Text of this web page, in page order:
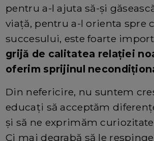
pentru a-l ajuta să-și
viață, pentru a-l orienta spre
succesului, este foarte
grijă de calitatea relației
oferim sprijinul
Din nefericire, nu suntem
educați să acceptăm
și să ne exprimăm
Ci mai degrabă să le